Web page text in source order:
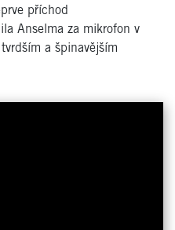
příchod
Anselma za mikrofon v
a špinavějším